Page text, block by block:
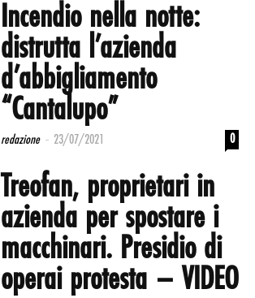
Incendio nella notte:
distrutta l’azienda
d’abbigliamento
“Cantalupo”
redazione - 23/07/2021 0
Treofan, proprietari in
azienda per spostare i
macchinari. Presidio di
operai protesta – VIDEO